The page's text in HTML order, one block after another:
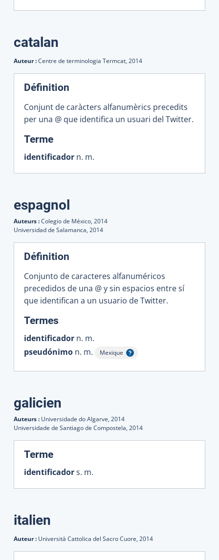
catalan
Auteur :Centre de terminologia Termcat, 2014
Définition
Conjunt de caràcters alfanumèrics precedits
per una @ que identifica un usuari del Twitter.
Terme:
identificador n. m.
espagnol
Auteurs :Colegio de México, 2014
Universidad de Salamanca, 2014
Définition
Conjunto de caracteres alfanuméricos
precedidos de una @ y sin espacios entre sí
que identifican a un usuario de Twitter.
Termes
identificador n. m.
pseudónimo n. m. Mexique
Afficher l'infobulle
galicien
Auteurs : Universidade do Algarve, 2014
Universidade de Santiago de Compostela, 2014
Terme:
identificadors. m.
italien
Auteur : Università Cattolica del Sacro Cuore, 2014